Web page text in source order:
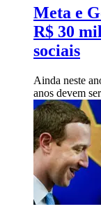
Meta e
R$ 30
sociais
Ainda neste
anos devem